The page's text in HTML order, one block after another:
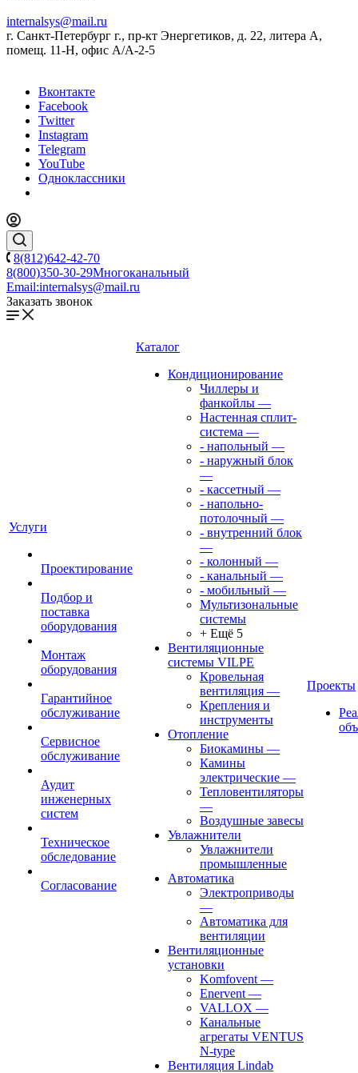
internalsys@mail.ru
г. Санкт-Петербург г., пр-кт Энергетиков, д. 22, литера А,
помещ. 11-Н, офис А/А-2-5
Вконтакте
Facebook
Twitter
Instagram
Telegram
YouTube
Одноклассники
8(812)642-42-70
8(800)350-30-29Многоканальный
Email:internalsys@mail.ru
Заказать звонок
Услуги
Проектирование
Подбор и
поставка
оборудования
Монтаж
оборудования
Гарантийное
обслуживание
Сервисное
обслуживание
Аудит
инженерных
систем
Техническое
обследование
Согласование
Каталог
Кондиционирование
Чиллеры и
фанкойлы —
Настенная сплит-
система —
- напольный —
- наружный блок
—
- кассетный —
- напольно-
потолочный —
- внутренний блок
—
- колонный —
- канальный —
- мобильный —
Мультизональные
системы
+ Ещё 5
Вентиляционные
системы VILPE
Кровельная
вентиляция —
Крепления и
инструменты
Отопление
Биокамины —
Камины
электрические —
Тепловентиляторы
—
Воздушные завесы
Увлажнители
Увлажнители
промышленные
Автоматика
Электроприводы
—
Автоматика для
вентиляции
Вентиляционные
установки
Komfovent —
Enervent —
VALLOX —
Канальные
агрегаты VENTUS
N-type
Вентиляция Lindab
Проекты